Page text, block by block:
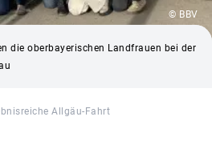
© BBV
die oberbayerischen Landfrauen bei der
Allgäu-Fahrt